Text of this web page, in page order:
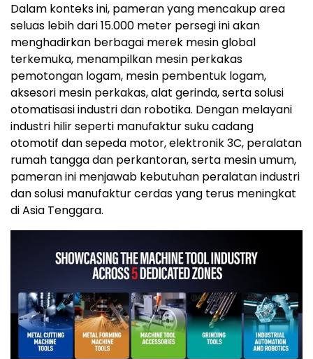
Dalam konteks ini, pameran yang mencakup area
seluas lebih dari 15.000 meter persegi ini akan
menghadirkan berbagai merek mesin global
terkemuka, menampilkan mesin perkakas
pemotongan logam, mesin pembentuk logam,
aksesori mesin perkakas, alat gerinda, serta solusi
otomatisasi industri dan robotika. Dengan melayani
industri hilir seperti manufaktur suku cadang
otomotif dan sepeda motor, elektronik 3C, peralatan
rumah tangga dan perkantoran, serta mesin umum,
pameran ini menjawab kebutuhan peralatan industri
dan solusi manufaktur cerdas yang terus meningkat
di Asia Tenggara.